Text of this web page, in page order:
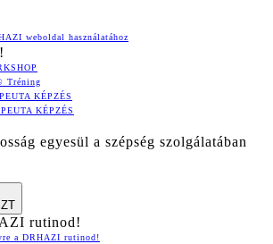
weboldal használatához
Tréning
KÉPZÉS
KÉPZÉS
egyesül a szépség szolgálatában
rutinod!
a DRHAZI rutinod!